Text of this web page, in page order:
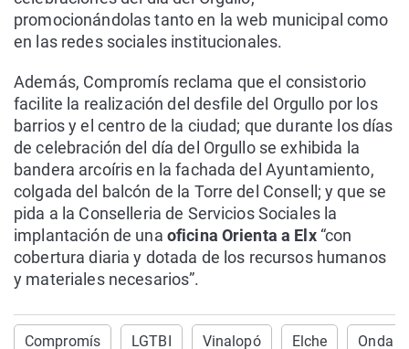
promocionándolas tanto en la web municipal como
en las redes sociales institucionales.
Además, Compromís reclama que el consistorio
facilite la realización del desfile del Orgullo por los
barrios y el centro de la ciudad; que durante los días
de celebración del día del Orgullo se exhibida la
bandera arcoíris en la fachada del Ayuntamiento,
colgada del balcón de la Torre del Consell; y que se
pida a la Conselleria de Servicios Sociales la
implantación de una oficina Orienta a Elx“con
cobertura diaria y dotada de los recursos humanos
y materiales necesarios”.
Compromís LGTBI Vinalopó Elche Onda